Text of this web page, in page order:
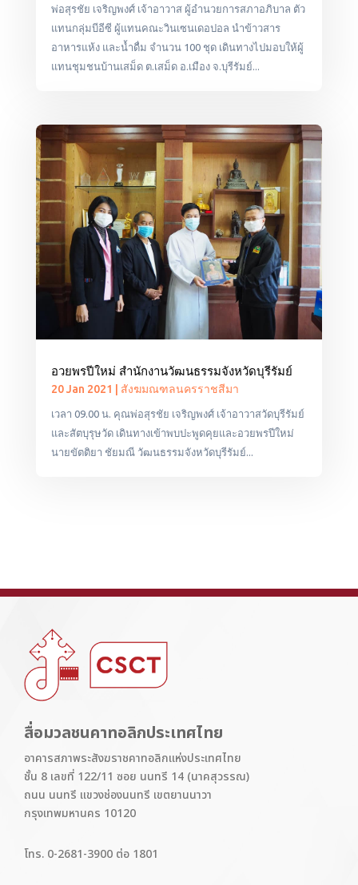
พ่อสุรชัย เจริญพงศ์ เจ้าอาวาส ผู้อำนวยการสภาอภิบาล ตัว
แทนกลุ่มบีอีซี ผู้แทนคณะวินเซนเดอปอล นำข้าวสาร
อาหารแห้ง และน้ำดื่ม จำนวน 100 ชุด เดินทางไปมอบให้ผู้
แทนชุมชนบ้านเสม็ด ต.เสม็ด อ.เมือง จ.บุรีรัมย์...
อวยพรปีใหม่ สำนักงานวัฒนธรรมจังหวัดบุรีรัมย์
20 Jan 2021 | สังฆมณฑลนครราชสีมา
เวลา 09.00 น. คุณพ่อสุรชัย เจริญพงศ์ เจ้าอาวาสวัดบุรีรัมย์
และสัตบุรุษวัด เดินทางเข้าพบปะพูดคุยและอวยพรปีใหม่
นายขัตติยา ชัยมณี วัฒนธรรมจังหวัดบุรีรัมย์...
สื่อมวลชนคาทอลิกประเทศไทย
อาคารสภาพระสังฆราชคาทอลิกแห่งประเทศไทย
ชั้น 8 เลขที่ 122/11 ซอย นนทรี 14 (นาคสุวรรณ)
ถนน นนทรี แขวงช่องนนทรี เขตยานนาวา
กรุงเทพมหานคร 10120
โทร. 0-2681-3900 ต่อ 1801